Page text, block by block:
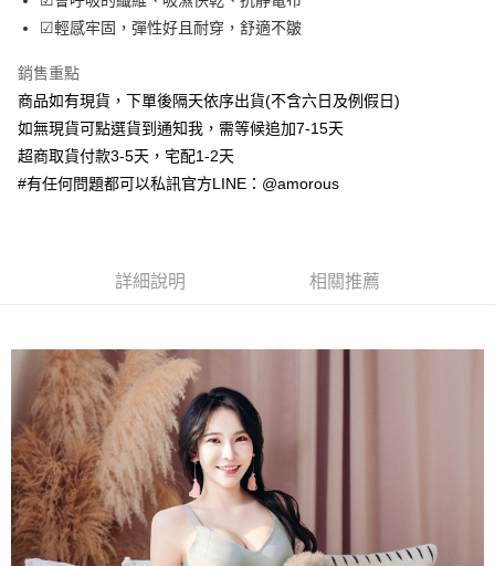
運送方式
每筆NT$70，滿NT$699(含以上)免運費
付款後全家取貨
每筆NT$70，滿NT$699(含以上)免運費
付款後7-11取貨
每筆NT$150
☑輕感牢固，彈性好且耐穿，舒適不皺
銷售重點
商品如有現貨，下單後隔天依序出貨(不含六日及例假日)
如無現貨可點選貨到通知我，需等候追加7-15天
超商取貨付款3-5天，宅配1-2天
#有任何問題都可以私訊官方LINE：@amorous
詳細說明 相關推薦